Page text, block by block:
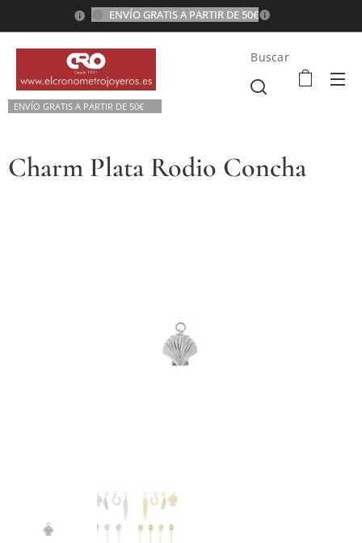
ENVÍO GRATIS A PARTIR DE 50€
ENVÍO GRATIS A PARTIR DE 50€💫
Buscar
Charm Plata Rodio Concha